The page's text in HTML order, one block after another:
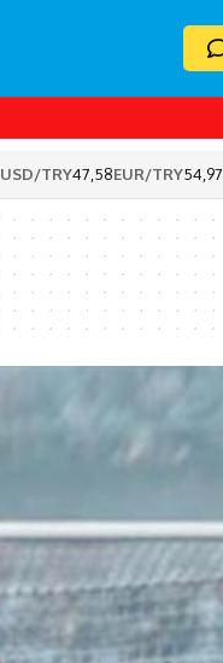
USD/TRY47,58EUR/TRY54,97